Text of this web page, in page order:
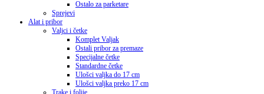
Ostalo za parketare
Sprejevi
Alat i pribor
Valjci i četke
Komplet Valjak
Ostali pribor za premaze
Specijalne četke
Standardne četke
Ulošci valjka do 17 cm
Ulošci valjka preko 17 cm
Trake i folije